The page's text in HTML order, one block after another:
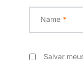
Name *
Salvar